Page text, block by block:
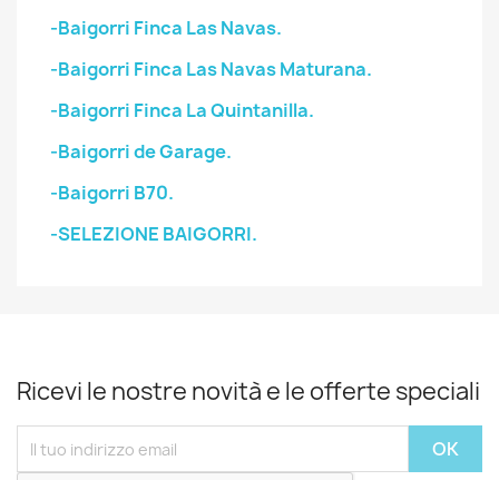
-Baigorri Finca Las Navas.
-Baigorri Finca Las Navas Maturana.
-Baigorri Finca La Quintanilla.
-Baigorri de Garage.
-Baigorri B70.
-SELEZIONE BAIGORRI.
Ricevi le nostre novità e le offerte speciali